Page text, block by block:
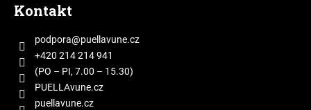
Kontakt
podpora@puellavune.cz
+420 214 214 941
(PO – PI, 7.00 – 15.30)
PUELLAvune.cz
puellavune.cz